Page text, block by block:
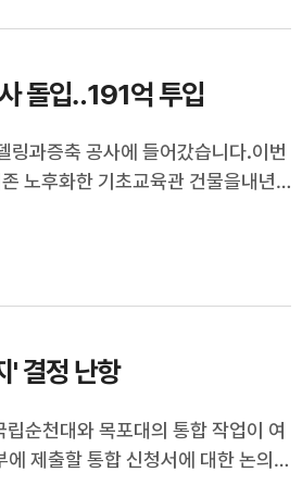
돌입‥191억 투입
링과증축 공사에 들어갔습니다.이번
노후화한 기초교육관 건물을내년
센터,지리산권문화연구원, 여순연
' 결정 난항
순천대와 목포대의 통합 작업이 여
제출할 통합 신청서에 대한 논의를